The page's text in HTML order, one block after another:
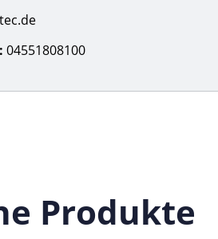
04551808100
Produkte